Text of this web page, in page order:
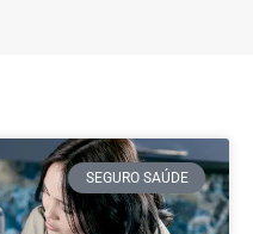
SEGURO SAÚDE